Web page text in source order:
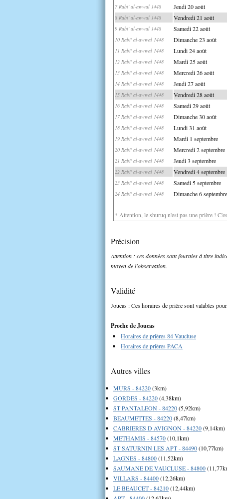
7 Rabi' al-awwal 1448 Jeudi 20 août
8 Rabi' al-awwal 1448 Vendredi 21 août
9 Rabi' al-awwal 1448 Samedi 22 août
10 Rabi' al-awwal 1448 Dimanche 23 août
11 Rabi' al-awwal 1448 Lundi 24 août
12 Rabi' al-awwal 1448 Mardi 25 août
13 Rabi' al-awwal 1448 Mercredi 26 août
14 Rabi' al-awwal 1448 Jeudi 27 août
15 Rabi' al-awwal 1448 Vendredi 28 août
16 Rabi' al-awwal 1448 Samedi 29 août
17 Rabi' al-awwal 1448 Dimanche 30 août
18 Rabi' al-awwal 1448 Lundi 31 août
19 Rabi' al-awwal 1448 Mardi 1 septembre
20 Rabi' al-awwal 1448 Mercredi 2 septembre
21 Rabi' al-awwal 1448 Jeudi 3 septembre
22 Rabi' al-awwal 1448 Vendredi 4 septembre
23 Rabi' al-awwal 1448 Samedi 5 septembre
24 Rabi' al-awwal 1448 Dimanche 6 septembre
* Attention, le shuruq n'est pas une prière !
Précision
Attention : ces données sont fournies à titre
moyen de l'observation.
Validité
Joucas : Ces horaires de prière sont valables
Proche de Joucas
Horaires de prières 84 Vaucluse
Horaires de prières PACA
Autres villes
MURS - 84220(3km)
GORDES - 84220(4,38km)
ST PANTALEON - 84220(5,92km)
BEAUMETTES - 84220(8,47km)
CABRIERES D AVIGNON - 84220(9,14km)
METHAMIS - 84570(10,1km)
ST SATURNIN LES APT - 84490(10,77km)
LAGNES - 84800(11,52km)
SAUMANE DE VAUCLUSE - 84800
VILLARS - 84400(12,26km)
LE BEAUCET - 84210(12,44km)